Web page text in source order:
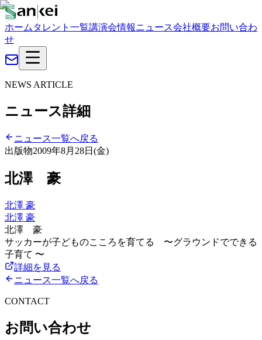
ホーム タレント一覧講演会情報ニュース会社概要お問い合わ
せ
NEWS ARTICLE
ニュース詳細
ニュース一覧へ戻る
出版物2009年8月28日(金)
北澤 豪
北澤 豪
北澤 豪
北澤 豪
サッカーが子どものこころを育てる 〜グラウンドでできる
子育て 〜
詳細を見る
ニュース一覧へ戻る
CONTACT
お問い合わせ